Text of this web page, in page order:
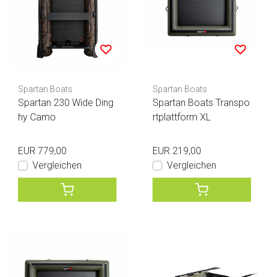
Spartan Boats
Spartan 230 Wide Ding
hy Camo
EUR 779,00
Vergleichen
Spartan Boats
Spartan Boats Transpo
rtplattform XL
EUR 219,00
Vergleichen